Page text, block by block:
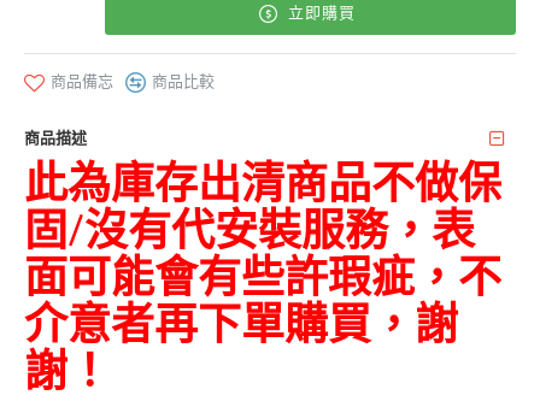
立即購買
商品備忘 商品比較
商品描述
此為庫存出清商品不做保
固/沒有代安裝服務，表
面可能會有些許瑕疵，不
介意者再下單購買，謝
謝！